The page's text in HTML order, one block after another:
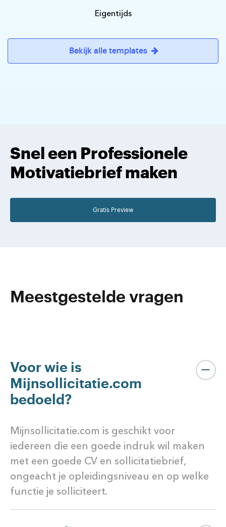
Eigentijds
Bekijk alle templates
Snel een Professionele
Motivatiebrief maken
Gratis Preview
Meestgestelde vragen
Voor wie is
Mijnsollicitatie.com
bedoeld?
Mijnsollicitatie.com is geschikt voor
iedereen die een goede indruk wil maken
met een goede CV en sollicitatiebrief,
ongeacht je opleidingsniveau en op welke
functie je solliciteert.